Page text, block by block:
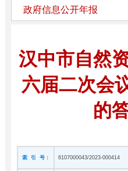
政府信息公开年报
汉中市自然
六届二次会
的
索 引 号： 6107000043/2023-000414